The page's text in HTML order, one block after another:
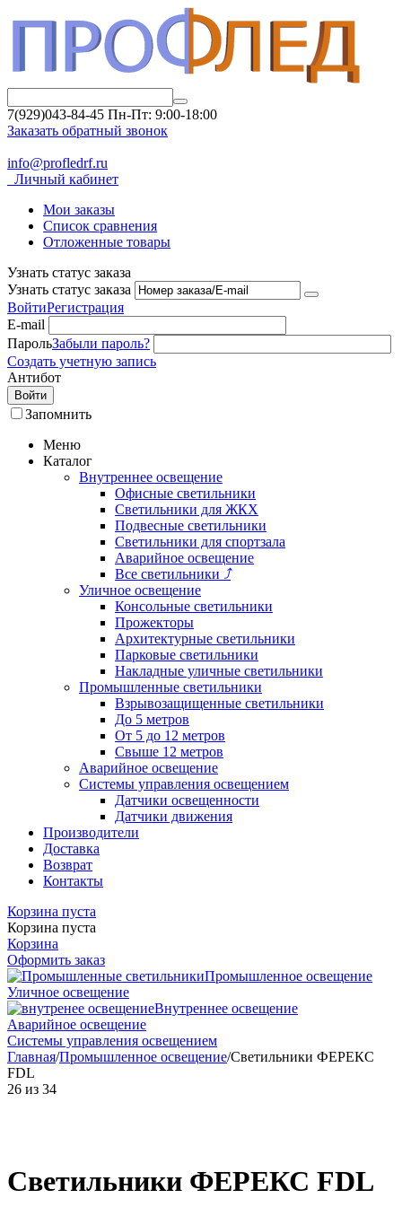
7(929)043-84-45 Пн-Пт: 9:00-18:00
Заказать обратный звонок
info@profledrf.ru
Личный кабинет
Мои заказы
Список сравнения
Отложенные товары
Узнать статус заказа
Узнать статус заказа
ВойтиРегистрация
E-mail
ПарольЗабыли пароль?
Создать учетную запись
Антибот
Войти
Запомнить
Меню
Каталог
Внутреннее освещение
Офисные светильники
Светильники для ЖКХ
Подвесные светильники
Светильники для спортзала
Аварийное освещение
Все светильники ⤴
Уличное освещение
Консольные светильники
Прожекторы
Архитектурные светильники
Парковые светильники
Накладные уличные светильники
Промышленные светильники
Взрывозащищенные светильники
До 5 метров
От 5 до 12 метров
Свыше 12 метров
Аварийное освещение
Системы управления освещением
Датчики освещенности
Датчики движения
Производители
Доставка
Возврат
Контакты
Корзина пуста
Корзина пуста
Корзина
Оформить заказ
Промышленное освещение
Уличное освещение
Внутреннее освещение
Аварийное освещение
Системы управления освещением
Главная/Промышленное освещение/Светильники ФЕРЕКС
FDL
26 из 34
Светильники ФЕРЕКС FDL